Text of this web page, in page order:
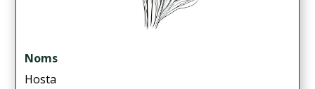
Noms
Hosta